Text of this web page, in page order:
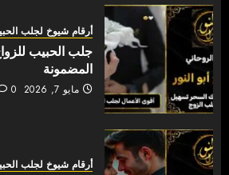
أرقام شيوخ لجلب
جلب الحبيب
المضمونة
مايو 7, 2026 0
أرقام شيوخ لجلب